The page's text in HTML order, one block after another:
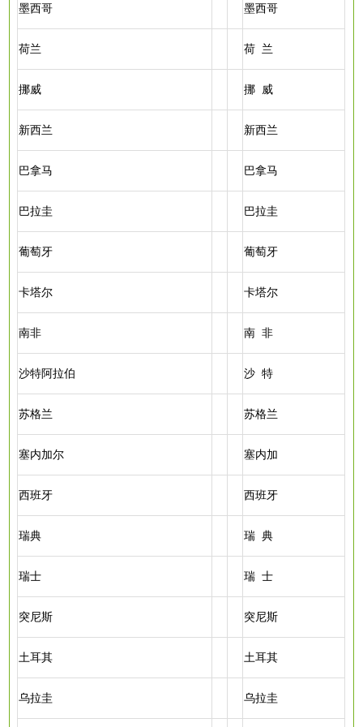
墨西哥 墨西哥
荷兰 荷 兰
挪威 挪 威
新西兰 新西兰
巴拿马 巴拿马
巴拉圭 巴拉圭
葡萄牙 葡萄牙
卡塔尔 卡塔尔
南非 南 非
沙特阿拉伯 沙 特
苏格兰 苏格兰
塞内加尔 塞内加
西班牙 西班牙
瑞典 瑞 典
瑞士 瑞 士
突尼斯 突尼斯
土耳其 土耳其
乌拉圭 乌拉圭